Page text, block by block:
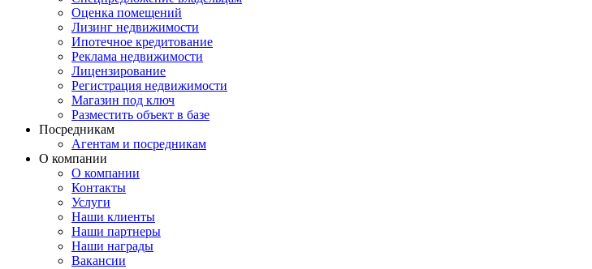
Оценка помещений
Лизинг недвижимости
Ипотечное кредитование
Реклама недвижимости
Лицензирование
Регистрация недвижимости
Магазин под ключ
Разместить объект в базе
Посредникам
Агентам и посредникам
О компании
О компании
Контакты
Услуги
Наши клиенты
Наши партнеры
Наши награды
Вакансии